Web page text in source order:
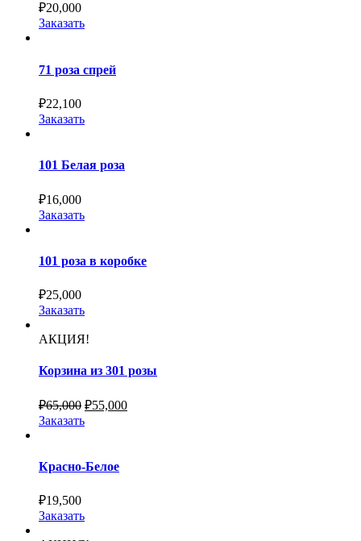
₽20,000
Заказать
71 роза спрей
₽22,100
Заказать
101 Белая роза
₽16,000
Заказать
101 роза в коробке
₽25,000
Заказать
АКЦИЯ!
Корзина из 301 розы
₽65,000 ₽55,000
Заказать
Красно-Белое
₽19,500
Заказать